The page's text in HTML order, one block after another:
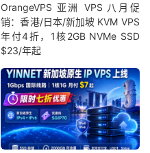
OrangeVPS 亚洲 VPS 八月促
销：香港/日本/新加坡 KVM VPS
年付4折，1核2GB NVMe SSD
$23/年起